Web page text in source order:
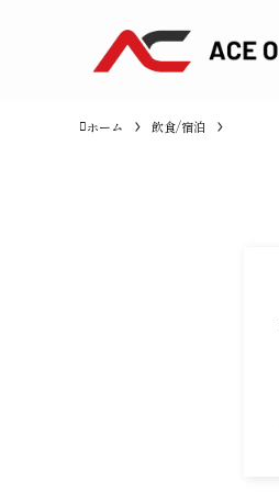
ホーム 飲食/宿泊